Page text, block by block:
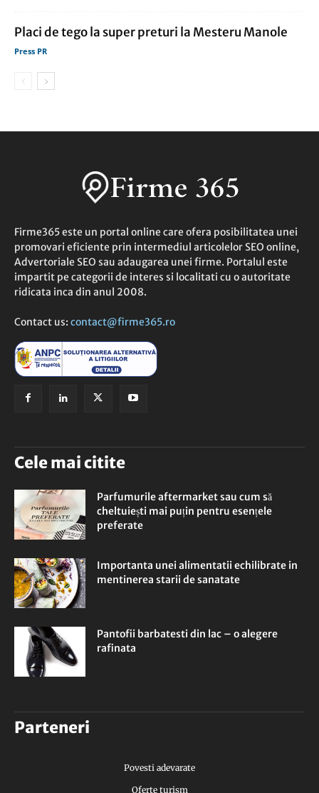
Placi de tego la super preturi la Mesteru Manole
Press PR
Firme365 este un portal online care ofera posibilitatea unei
promovari eficiente prin intermediul articolelor SEO online,
Advertoriale SEO sau adaugarea unei firme. Portalul este
impartit pe categorii de interes si localitati cu o autoritate
ridicata inca din anul 2008.
Contact us: contact@firme365.ro
Cele mai citite
Parfumurile aftermarket sau cum să
cheltuiești mai puțin pentru esențele
preferate
Importanta unei alimentatii echilibrate in
mentinerea starii de sanatate
Pantofii barbatesti din lac – o alegere
rafinata
Parteneri
Povesti adevarate
Oferte turism